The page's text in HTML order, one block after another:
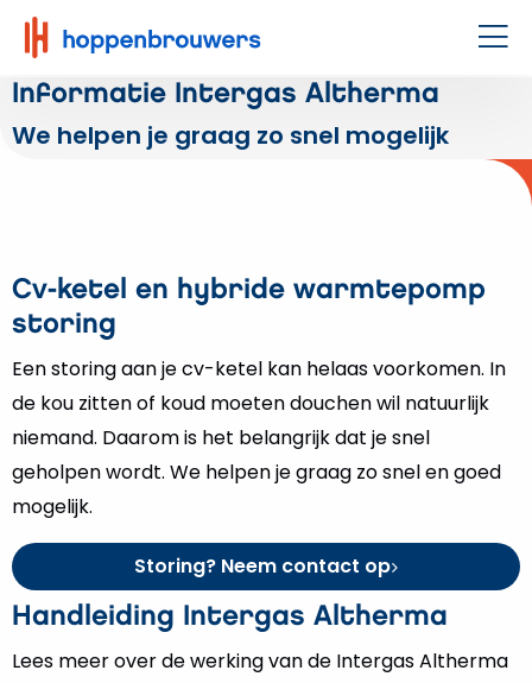
Hoppenbrouwers
|
Waar
leeft
Informatie Intergas Altherma
We helpen je graag zo snel mogelijk
Cv-ketel en hybride warmtepomp
storing
Een storing aan je cv-ketel kan helaas voorkomen. In
de kou zitten of koud moeten douchen wil natuurlijk
niemand. Daarom is het belangrijk dat je snel
geholpen wordt. We helpen je graag zo snel en goed
mogelijk.
Storing? Neem contact op
Handleiding Intergas Altherma
Lees meer over de werking van de Intergas Altherma